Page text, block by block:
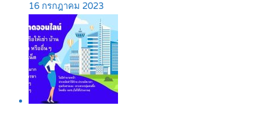
16 กรกฎาคม 2023